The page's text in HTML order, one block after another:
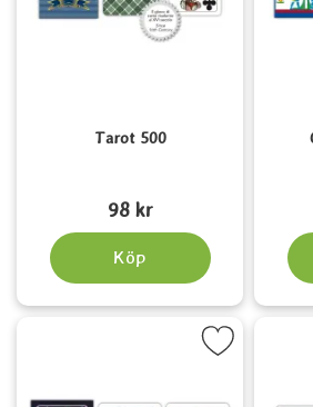
Tarot 500
98 kr
Köp
Markera 55 Alan Tarot som